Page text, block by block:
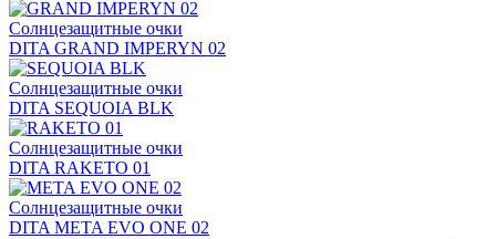
Солнцезащитные очки
DITA GRAND IMPERYN 02
Солнцезащитные очки
DITA SEQUOIA BLK
Солнцезащитные очки
DITA RAKETO 01
Солнцезащитные очки
DITA META EVO ONE 02